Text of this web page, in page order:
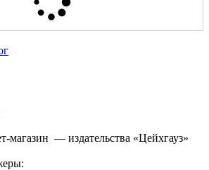
магазин — издательства «Цейхгауз»